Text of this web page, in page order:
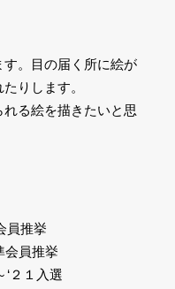
。目の届く所に絵が
りします。
る絵を描きたいと思
員推挙
員推挙
２１入選